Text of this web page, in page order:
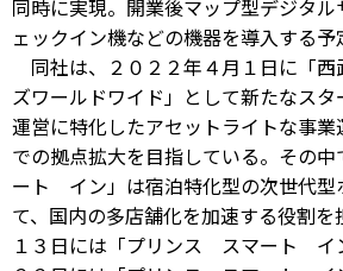
同時に実現。開業後マップ型デジタ
ェックイン機などの機器を導入する
同社は、２０２２年４月１日に「西
ズワールドワイド」として新たなス
運営に特化したアセットライトな事
での拠点拡大を目指している。その
ート イン」は宿泊特化型の次世代型
て、国内の多店舗化を加速する役割を
１３日には「プリンス スマート